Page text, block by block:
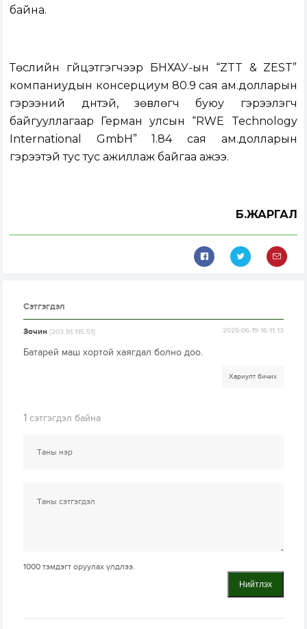
байна.
Төслийн гүйцэтгэгчээр БНХАУ-ын “ZTT & ZEST”
компаниудын консерциум 80.9 сая ам.долларын
гэрээний дүнтэй, зөвлөгч буюу гэрээлэгч
байгууллагаар Герман улсын “RWE Technology
International GmbH” 1.84 сая ам.долларын
гэрээтэй тус тус ажиллаж байгаа ажээ.
Б.ЖАРГАЛ
Сэтгэгдэл
Зочин[203.91.115.51] 2025-06-19 16:11:13
Батарей маш хортой хаягдал болно доо.
Хариулт бичих
1 сэтгэгдэл байна
1000 тэмдэгт оруулах үлдлээ.
Нийтлэх